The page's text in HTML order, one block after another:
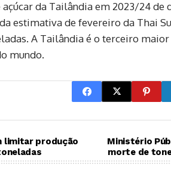
da Tailândia em 2023/24 de
estimativa de fevereiro da Thai
A Tailândia é o terceiro
mundo.
limitar produção
Ministério
morte de